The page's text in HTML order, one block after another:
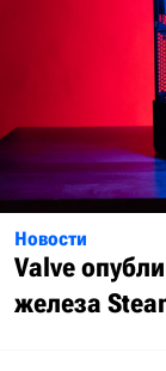
Новости
Valve
железа